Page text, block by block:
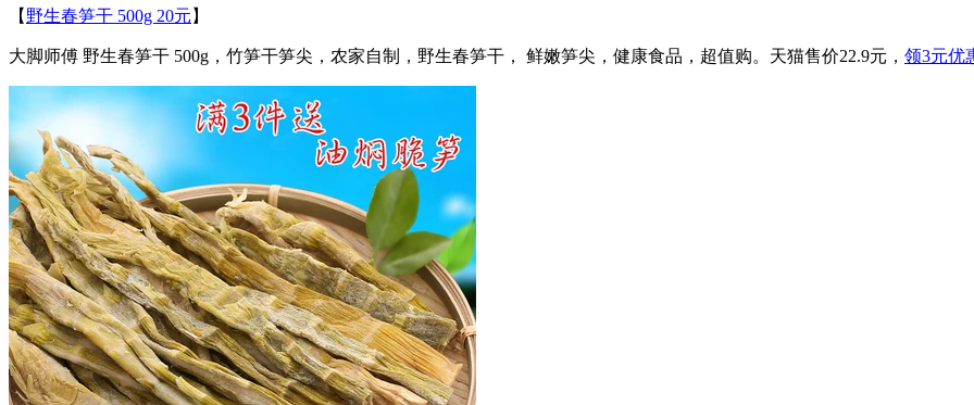
【 野生春笋干 500g 20元 】
大脚师傅 野生春笋干 500g，竹笋干笋尖，农家自制，野生春笋干， 鲜嫩笋尖，健康食品，超值购。天猫售价22.9元， 领3元优